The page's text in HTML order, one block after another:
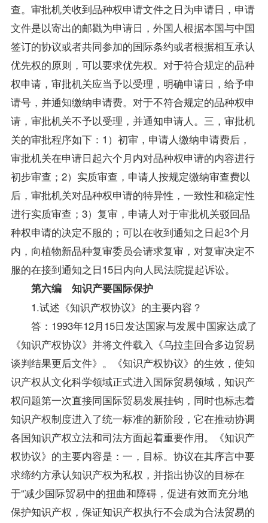
查。审批机关收到品种权申请文件之日为申请日，申请
文件是以寄出的邮戳为申请日，外国人根据本国与中国
签订的协议或者共同参加的国际条约或者根据相互承认
优先权的原则，可以要求优先权。对于符合规定的品种
权申请，审批机关应当予以受理，明确申请日，给予申
请号，并通知缴纳申请费。对于不符合规定的品种权申
请，审批机关不予以受理，并通知申请人。三，审批机
关的审批程序如下：1）初审，申请人缴纳申请费后，
审批机关在申请日起六个月内对品种权申请的内容进行
初步审查；2）实质审查，申请人按规定缴纳审查费以
后，审批机关对品种权申请的特异性，一致性和稳定性
进行实质审查；3）复审，申请人对于审批机关驳回品
种权申请的决定不服的；可以在收到通知之日起3个月
内，向植物新品种复审委员会请求复审，对复审决定不
服的在接到通知之日15日内向人民法院提起诉讼。
第六编 知识产要国际保护
1.试述《知识产权协议》的主要内容？
答：1993年12月15日发达国家与发展中国家达成了
《知识产权协议》并将文件载入《乌拉圭回合多边贸易
谈判结果更后文件》。《知识产权协议》的生效，使知
识产权从文化科学领域正式进入 国际贸易领域，知识产
权问题第一次直接同国际贸易发展挂钩，同时也标志着
知识产权制度进入了统一标准的新阶段，它在推动协调
各国知识产权立法和司法方面起着重要作用。《知识产
权协议》的主要内容是：一，目标。协议在其序言中要
求缔约方承认知识产权为私权，并指出协议的目标在
于“减少国际贸易中的扭曲和障碍，促进有效而充分地
保护知识产权，保证知识产权执行不会成为合法贸易的